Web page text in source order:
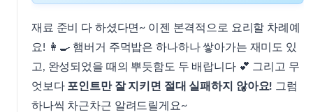
재료 준비 다 하셨다면~ 이젠 본격적으로 요리할 차례예
요! 👩‍🍳 햄버거 주먹밥은 하나하나 쌓아가는 재미도 있
고, 완성되었을 때의 뿌듯함도 두 배랍니다 💕 그리고 무
엇보다 포인트만 잘 지키면 절대 실패하지 않아요! 그럼
하나씩 차근차근 알려드릴게요~